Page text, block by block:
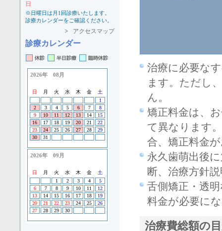
治療に必要な
ます。ただし
ん。
矯正料金は、
て異なります
合、矯正料金
永久歯萌出後
断、治療方針
舌側矯正・透
料金が必要に
治療費総額の
日
※日曜日は月1回診療いたします。
診療カレンダーをご確認ください。
アクセスマップ
診療カレンダー